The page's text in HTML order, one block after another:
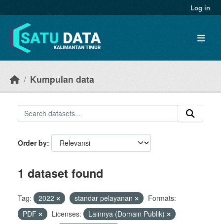
Log in
Kumpulan data
Order by
1 dataset found
Tag: 2022 standar pelayanan
Formats:
PDF
Licenses:
Lainnya (Domain Publik)